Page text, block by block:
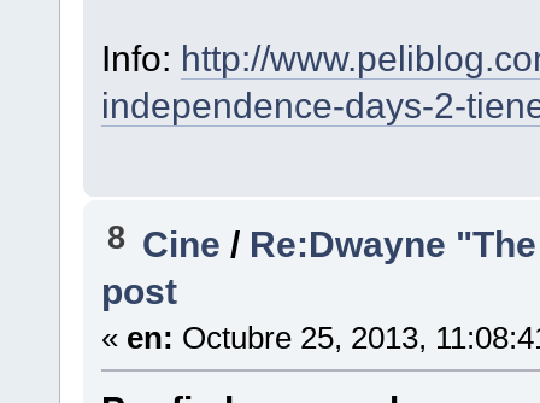
Info: http://
independence-days-2-
8 Cine/ Re:Dwayne
post
« en: Octubre 25, 2013,